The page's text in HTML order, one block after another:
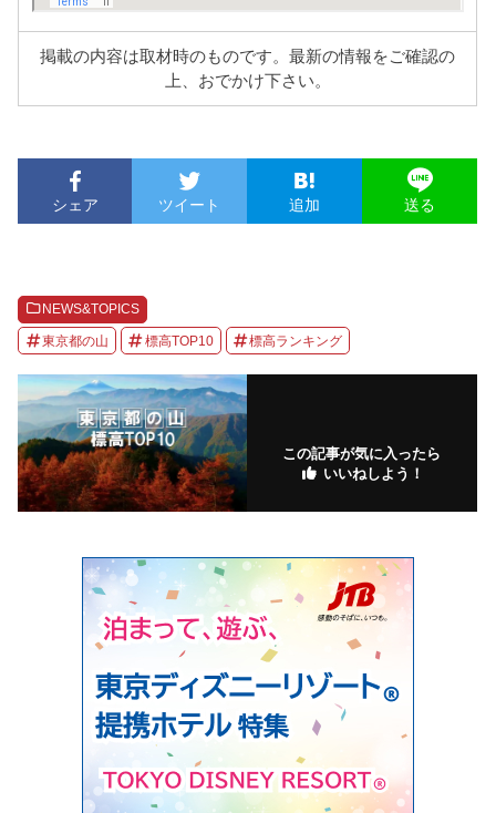
掲載の内容は取材時のものです。最新の情報をご確認の
上、おでかけ下さい。
シェア ツイート 追加 送る
NEWS&TOPICS
東京都の山 標高TOP10 標高ランキング
この記事が気に入ったら
いいねしよう！